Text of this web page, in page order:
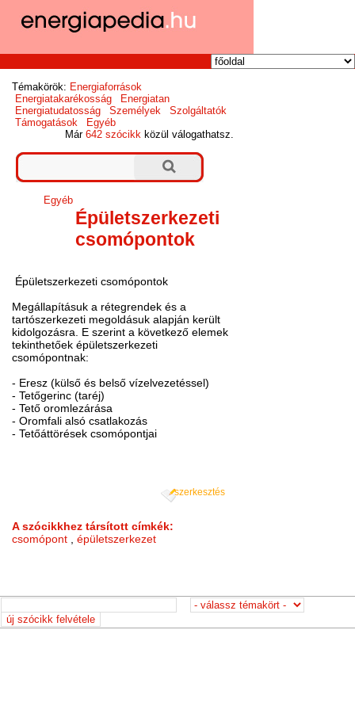
Témakörök: Energiaforrások
Energiatakarékosság
Energiatan
Energiatudatosság
Személyek
Szolgáltatók
Támogatások
Egyéb
Már642 szócikk közül válogathatsz.
Egyéb
Épületszerkezeti
csomópontok
Épületszerkezeti csomópontok
Megállapításuk a rétegrendek és a
tartószerkezeti megoldásuk alapján került
kidolgozásra. E szerint a következő elemek
tekinthetőek épületszerkezeti
csomópontnak:
- Eresz (külső és belső vízelvezetéssel)
- Tetőgerinc (taréj)
- Tető oromlezárása
- Oromfali alsó csatlakozás
- Tetőáttörések csomópontjai
szerkesztés
A szócikkhez társított címkék:
csomópont ,épületszerkezet